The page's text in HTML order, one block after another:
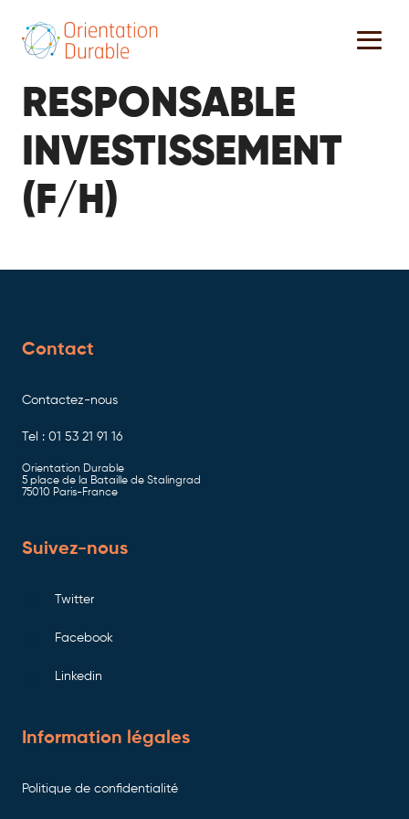
RESPONSABLE
INVESTISSEMENT
(F/H)
Contact
Contactez-nous
Tel : 01 53 21 91 16
Orientation Durable
5 place de la Bataille de Stalingrad
75010 Paris-France
Suivez-nous
Twitter
Facebook
Linkedin
Information légales
Politique de confidentialité